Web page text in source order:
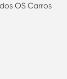
OS Carros